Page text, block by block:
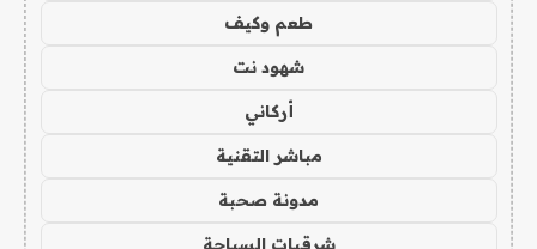
طعم وكيف
شهود نت
أركاني
مباشر التقنية
مدونة صحبة
شرقيات السياحة